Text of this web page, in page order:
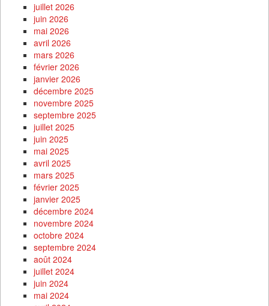
juillet 2026
juin 2026
mai 2026
avril 2026
mars 2026
février 2026
janvier 2026
décembre 2025
novembre 2025
septembre 2025
juillet 2025
juin 2025
mai 2025
avril 2025
mars 2025
février 2025
janvier 2025
décembre 2024
novembre 2024
octobre 2024
septembre 2024
août 2024
juillet 2024
juin 2024
mai 2024